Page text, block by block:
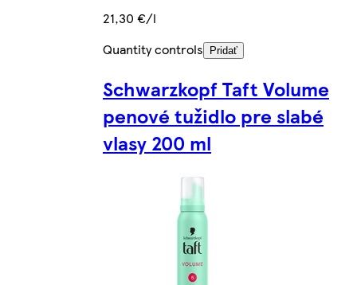
21,30 €/l
Quantity controls
Pridať
Schwarzkopf Taft Volume
penové tužidlo pre slabé
vlasy 200 ml